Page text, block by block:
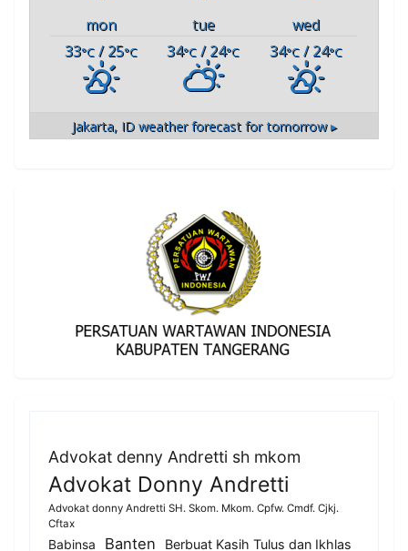
mon tue
wed
33°C / 25°C 34°C / 24°C 34°C/ 24°C
Jakarta, IDweather forecast for tomorrow ▸
Advokat denny Andretti sh mkom
Advokat Donny Andretti
Advokat donny Andretti SH. Skom. Mkom. Cpfw. Cmdf. Cjkj.
Cftax
Babinsa Banten Berbuat Kasih Tulus dan Ikhlas